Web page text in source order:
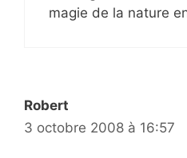
magie de la nature
Robert
3 octobre 2008 à 16:57